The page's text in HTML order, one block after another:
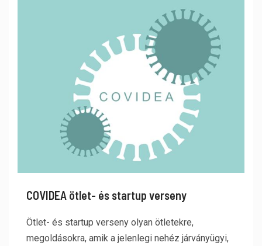
COVIDEA ötlet- és startup verseny
Ötlet- és startup verseny olyan ötletekre,
megoldásokra, amik a jelenlegi nehéz járványügyi,